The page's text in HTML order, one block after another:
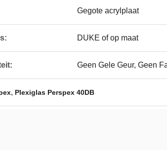
Gegote acrylplaat
DUKE of op maat
Geen Gele Geur, Geen
, Plexiglas Perspex 40DB